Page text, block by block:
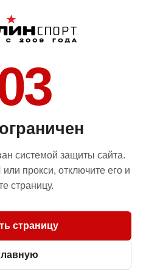
системой защиты сайта.
прокси, отключите его и
страницу.
страницу